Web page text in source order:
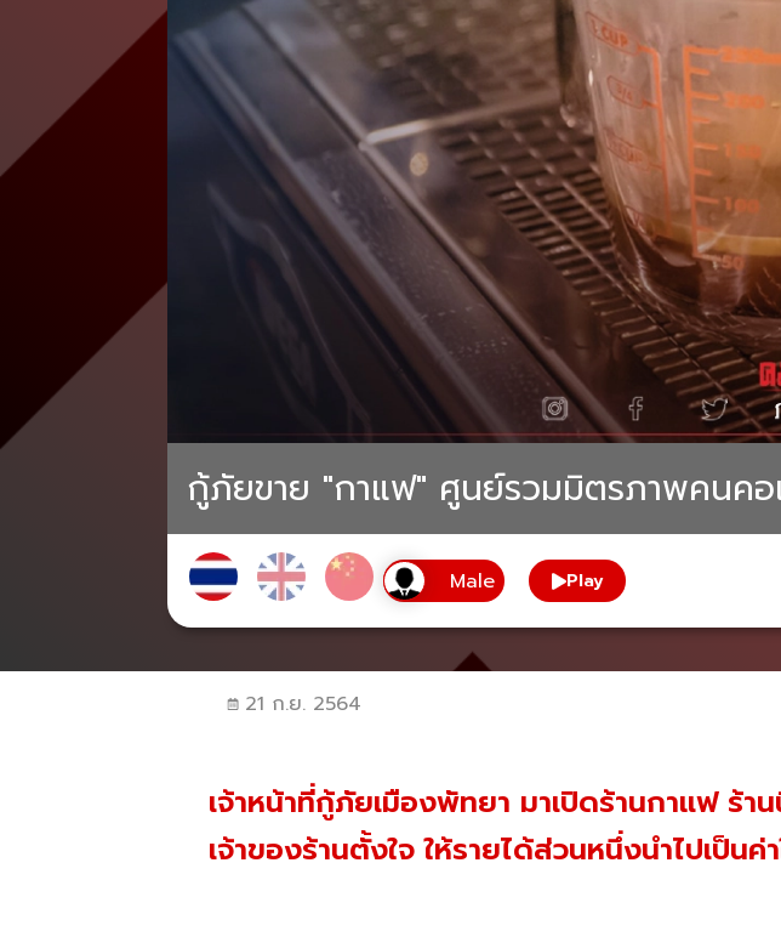
กู้ภัยขาย "กาแฟ" ศูนย์รวมมิตรภาพคนค
Play
21 ก.ย. 2564
เจ้าหน้าที่กู้ภัยเมืองพัทยา มาเปิดร้านกาแฟ ร้า
เจ้าของร้านตั้งใจ ให้รายได้ส่วนหนึ่งนำไปเป็น